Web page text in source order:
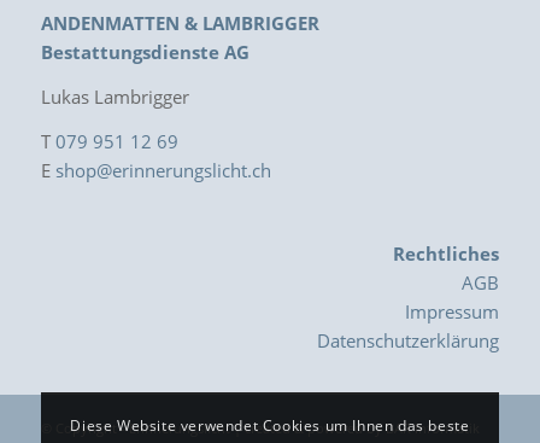
ANDENMATTEN & LAMBRIGGER
Bestattungsdienste AG
Lukas Lambrigger
T 079 951 12 69
E shop@erinnerungslicht.ch
Rechtliches
AGB
Impressum
Datenschutzerklärung
© Copyright - Erinnerungslicht | created & powered by BAR Informatik
Diese Website verwendet Cookies um Ihnen das beste